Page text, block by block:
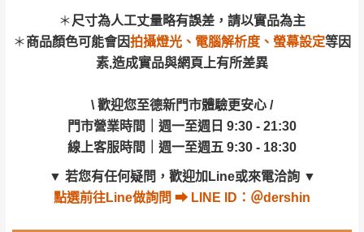
＊尺寸為人工丈量略有誤差，請以實品為主
＊商品顏色可能會因拍攝燈光、電腦解析度、螢幕設定等因
素,造成實品與網頁上有所差異
\ 歡迎您至德新門市體驗更安心 /
門市營業時間｜週一至週日 9:30 - 21:30
線上客服時間｜週一至週五 9:30 - 18:30
▼ 若您有任何疑問，歡迎加Line或來電洽詢▼
點選前往Line做詢問 ⮕ LINE ID：＠dershin
門市營業時間｜週一至週日 9:30 - 21:30
線上客服時間｜週一至週五 9:30 - 18:30
若您有任何疑問，歡迎加Line或來電洽詢
。
其它注意事項
山區內等，或收貨地點搬運過於困難等因素，導致無
法順利配送，本公司除了盡最大努力完成配送外，視
狀況保有出貨的權利。
保護物流人員的工作安全，賣家無提供吊掛服務，若
需以吊車或其他的吊掛方式吊運，費用將由買方自行
詳細尺寸以實品為主。
非因本公司問題而需退換貨，請於收到貨7日
內通知客服人員(Line@ ID：@dershin
若發生非本司因素致使之汙損破壞，恕無法
辦理退換貨。
收送貨，敬請見諒！
本公司部份商品無維修服務，超過7日鑑賞